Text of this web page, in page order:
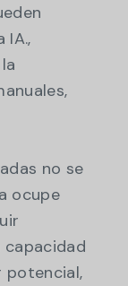
IA.,
no se
ocupe
potencial,